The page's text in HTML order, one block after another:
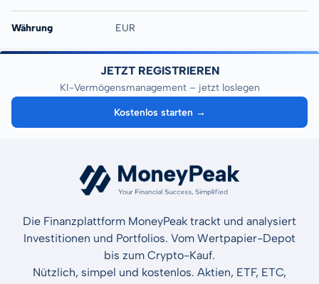
Währung EUR
JETZT REGISTRIEREN
KI-Vermögensmanagement – jetzt loslegen
Kostenlos starten →
Die Finanzplattform MoneyPeak trackt und analysiert
Investitionen und Portfolios. Vom Wertpapier-Depot
bis zum Crypto-Kauf.
Nützlich, simpel und kostenlos. Aktien, ETF, ETC,